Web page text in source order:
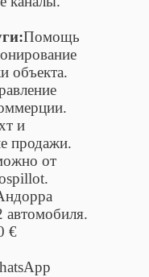
Помощь
объекта.
и
продажи.
от
автомобиля.
€